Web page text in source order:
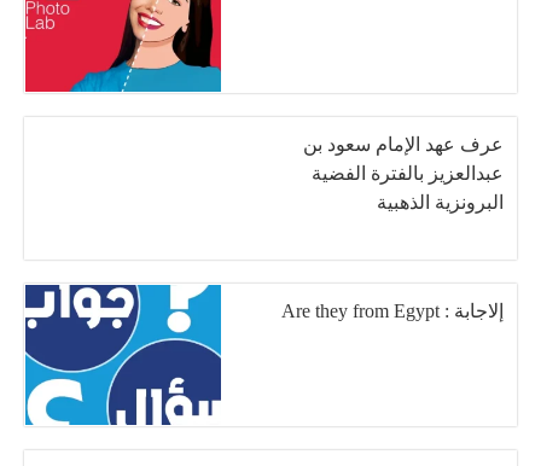
عرف عهد الإمام سعود بن
عبدالعزيز بالفترة الفضية
البرونزية الذهبية
إلاجابة : Are they from Egypt